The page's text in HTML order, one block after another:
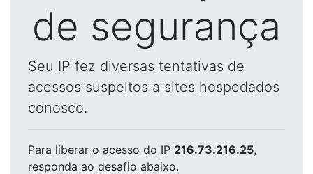
de segurança
Seu IP fez diversas tentativas de
acessos suspeitos a sites hospedados
conosco.
Para liberar o acesso do IP 216.73.216.25,
responda ao desafio abaixo.